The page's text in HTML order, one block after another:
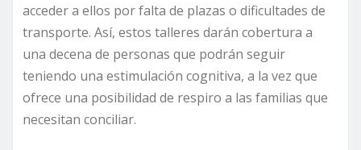
acceder a ellos por falta de plazas o dificultades de
transporte. Así, estos talleres darán cobertura a
una decena de personas que podrán seguir
teniendo una estimulación cognitiva, a la vez que
ofrece una posibilidad de respiro a las familias que
necesitan conciliar.